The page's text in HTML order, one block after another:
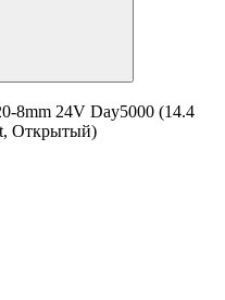
8mm 24V Day5000 (14.4
Открытый)